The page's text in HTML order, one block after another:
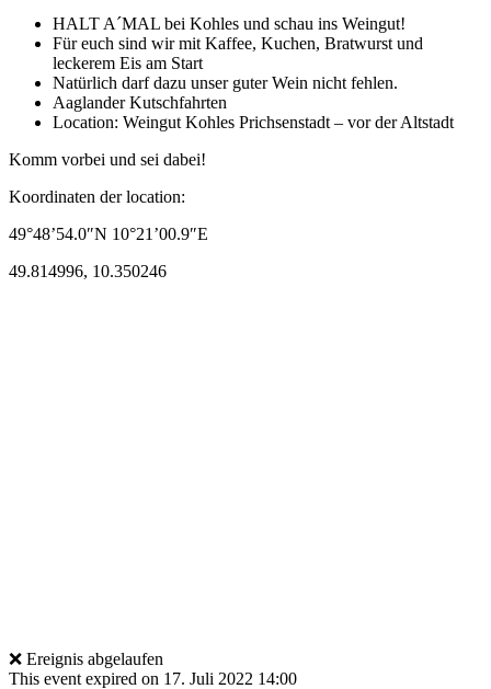
HALT A´MAL bei Kohles und schau ins Weingut!
Für euch sind wir mit Kaffee, Kuchen, Bratwurst und
leckerem Eis am Start
Natürlich darf dazu unser guter Wein nicht fehlen.
Aaglander Kutschfahrten
Location: Weingut Kohles Prichsenstadt – vor der Altstadt
Komm vorbei und sei dabei!
Koordinaten der location:
49°48’54.0″N 10°21’00.9″E
49.814996, 10.350246
❌ Ereignis abgelaufen
This event expired on 17. Juli 2022 14:00